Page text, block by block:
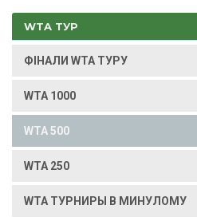
WTA ТУР
ФІНАЛИ WTA ТУРУ
WTA 1000
WTA 500
WTA 250
WTA ТУРНИРЫ В МИНУЛОМУ